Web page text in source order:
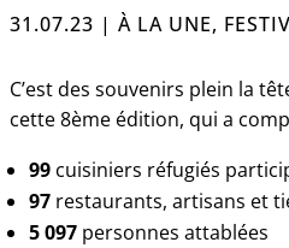
31.07.23 | À LA UNE,
C’est des souvenirs plein la
cette 8ème édition, qui a
99cuisiniers réfugiés
97restaurants, artisans et
5 097personnes attablées